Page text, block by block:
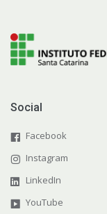
Social
Facebook
Instagram
LinkedIn
YouTube